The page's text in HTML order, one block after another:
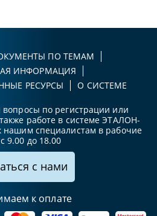
ПО ТЕМАМ
ИНФОРМАЦИЯ
РЕСУРСЫ
О СИСТЕМЕ
вопросы по регистрации или
работе в системе ЭТАЛОН-
нашим специалистам в рабочие
9.00 до 18.00
с нами
к оплате